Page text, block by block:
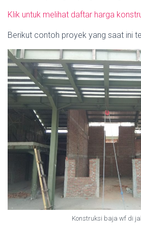
Klik untuk melihat daftar harga
Berikut contoh proyek yang saat ini
Konstruksi baja wf di